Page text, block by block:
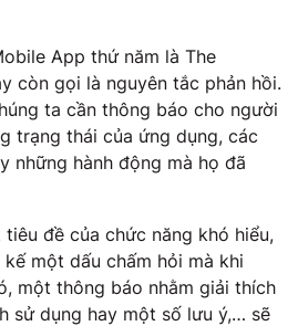
App thứ năm là The
còn gọi là nguyên tắc phản hồi.
ta cần thông báo cho người
trạng thái của ứng dụng, các
những hành động mà họ đã
đề của chức năng khó hiểu,
một dấu chấm hỏi mà khi
một thông báo nhằm giải thích
sử dụng hay một số lưu ý,… sẽ